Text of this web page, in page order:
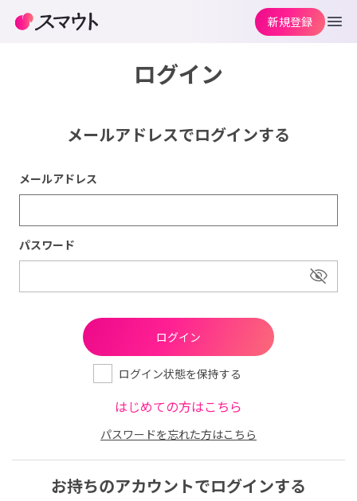
ログイン
メールアドレスでログインする
メールアドレス
パスワード
ログイン状態を保持する
はじめての方はこちら
パスワードを忘れた方はこちら
お持ちのアカウントでログインする
新規登録